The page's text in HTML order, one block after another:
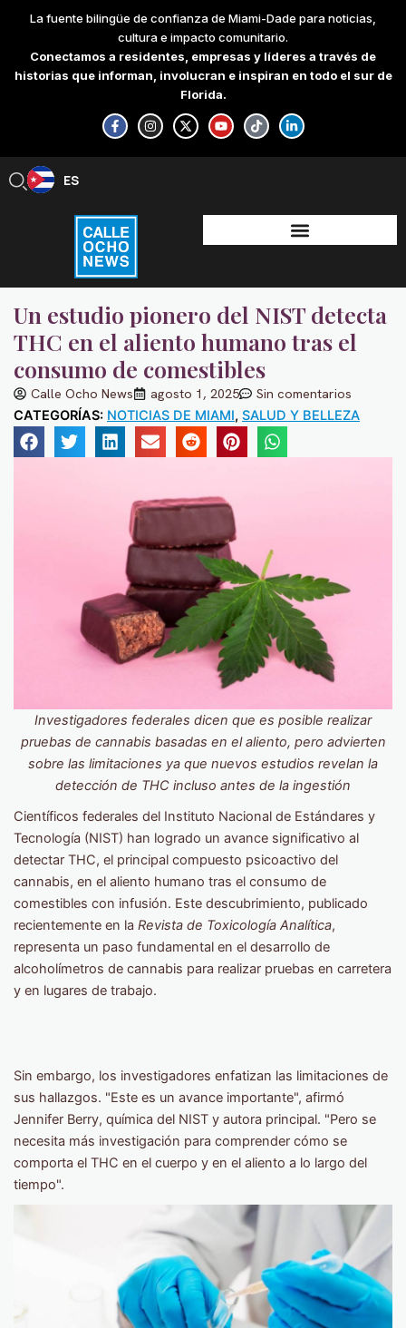
content
La fuente bilingüe de confianza de Miami-Dade para noticias,
cultura e impacto comunitario.
Conectamos a residentes, empresas y líderes a través de
historias que informan, involucran e inspiran en todo el sur de
Florida.
F
a
c
e
-
f
I
n
s
t
X
-
t
w
Y
o
u
t
T
i
k
t
L
i
n
k
-
i
n
ES
EN
Un estudio pionero del NIST detecta
THC en el aliento humano tras el
consumo de comestibles
Calle Ocho News agosto 1, 2025 Sin comentarios
CATEGORÍAS: NOTICIAS DE MIAMI, SALUD Y BELLEZA
Investigadores federales dicen que es posible realizar
pruebas de cannabis basadas en el aliento, pero advierten
sobre las limitaciones ya que nuevos estudios revelan la
detección de THC incluso antes de la ingestión
Científicos federales del Instituto Nacional de Estándares y
Tecnología (NIST) han logrado un avance significativo al
detectar THC, el principal compuesto psicoactivo del
cannabis, en el aliento humano tras el consumo de
comestibles con infusión. Este descubrimiento, publicado
recientemente en la Revista de Toxicología Analítica,
representa un paso fundamental en el desarrollo de
alcoholímetros de cannabis para realizar pruebas en carretera
y en lugares de trabajo.
Sin embargo, los investigadores enfatizan las limitaciones de
sus hallazgos. "Este es un avance importante", afirmó
Jennifer Berry, química del NIST y autora principal. "Pero se
necesita más investigación para comprender cómo se
comporta el THC en el cuerpo y en el aliento a lo largo del
tiempo".